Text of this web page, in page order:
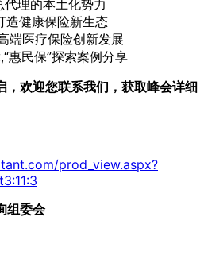
理的本土化势力
造健康保险新生态
端医疗保险创新发展
惠民保”探索案例分享
，欢迎您联系我们，获取峰会详细
prod_view.aspx?
组委会